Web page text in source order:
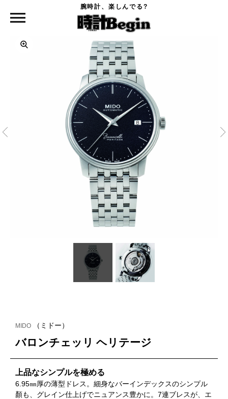
腕時計、楽しんでる?
バロンチェッリ ヘリテージ
MIDO （ミドー）
バロンチェッリ ヘリテージ
上品なシンプルを極める
6.95㎜厚の薄型ドレス。細身なバーインデックスのシンプル
顏も、グレイン仕上げでニュアンス豊かに。7連ブレスが、エ